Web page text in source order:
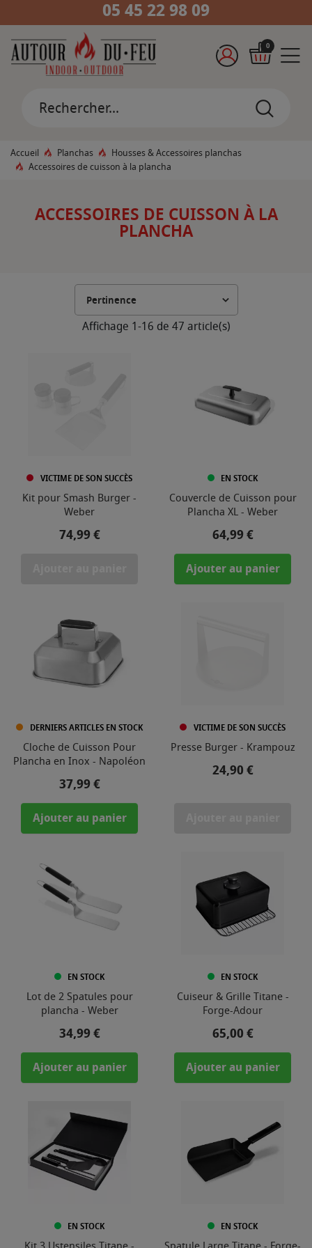
05 45 22 98 09
0
Accueil Planchas
Housses & Accessoires planchas
Accessoires de cuisson à la plancha
ACCESSOIRES DE CUISSON À LA
PLANCHA
Affichage 1-16 de 47 article(s)
VICTIME DE SON SUCCÈS
Kit pour Smash Burger -
Weber
Prix
74,99 €
EN STOCK
Couvercle de Cuisson pour
Plancha XL - Weber
Prix
64,99 €
Ajouter au panier
DERNIERS ARTICLES EN STOCK
Cloche de Cuisson Pour
Plancha en Inox - Napoléon
Prix
37,99 €
Ajouter au panier
VICTIME DE SON SUCCÈS
Presse Burger - Krampouz
Prix
24,90 €
EN STOCK
Lot de 2 Spatules pour
plancha - Weber
Prix
34,99 €
Ajouter au panier
EN STOCK
Cuiseur & Grille Titane -
Forge-Adour
Prix
65,00 €
Ajouter au panier
EN STOCK EN STOCK